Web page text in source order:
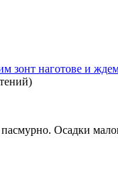
зонт наготове и
)
Осадки